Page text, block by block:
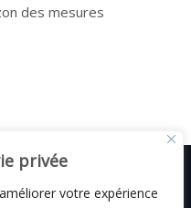
privée
votre expérience
des mesures